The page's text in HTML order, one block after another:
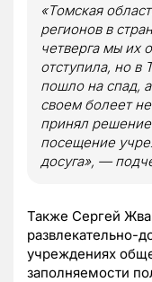
«Томская
регионов в
четверга мы их
отступила, но в
пошло на спад,
своем болеет
принял
посещение
досуга», —
Также Сергей
развлекательно-
учреждениях
заполняемости